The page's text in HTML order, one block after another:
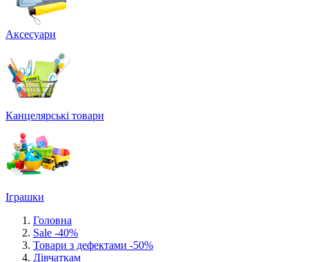
Аксесуари
Канцелярські товари
Іграшки
Головна
Sale -40%
Товари з дефектами -50%
Дівчаткам